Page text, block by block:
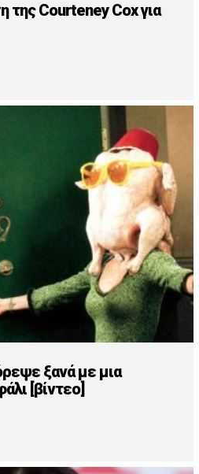
της Courteney Cox για
ξανά με μια
[βίντεο]